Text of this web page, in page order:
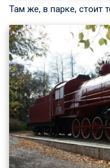
Там же, в парке, стоит